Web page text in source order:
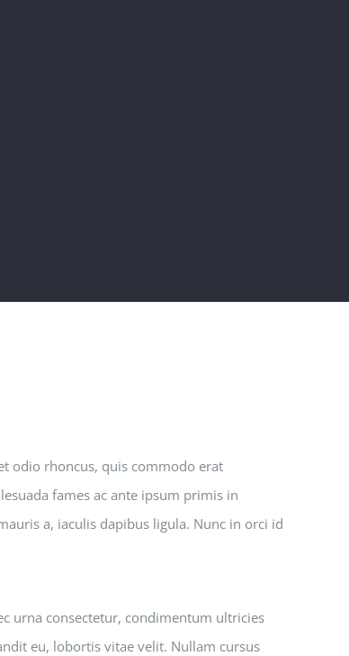
odio rhoncus, quis commodo erat
fames ac ante ipsum primis in
a, iaculis dapibus ligula. Nunc in orci id
urna consectetur, condimentum ultricies
eu, lobortis vitae velit. Nullam cursus